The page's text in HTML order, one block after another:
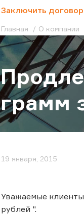
Заключить договор
Главная О компании
грамм
19 января, 2015
Уважаемые
рублей ".